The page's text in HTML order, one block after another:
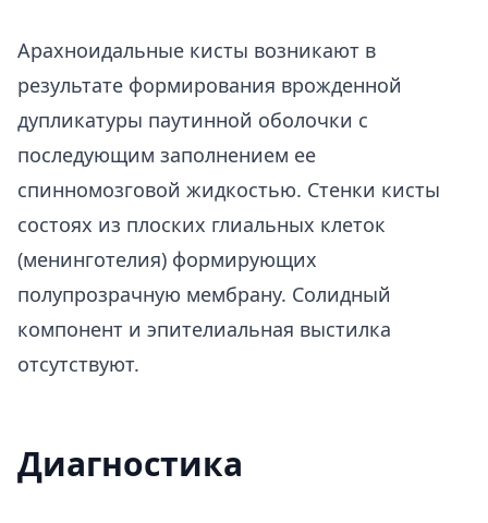
Арахноидальные кисты возникают в
результате формирования врожденной
дупликатуры паутинной оболочки с
последующим заполнением ее
спинномозговой жидкостью. Стенки кисты
состоях из плоских глиальных клеток
(менинготелия) формирующих
полупрозрачную мембрану. Солидный
компонент и эпителиальная выстилка
отсутствуют.
Диагностика